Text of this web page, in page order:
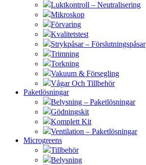
Luktkontroll – Neutralisering
Mikroskop
Förvaring
Kvalitetstest
Strykpåsar – Förslutningspåsar
Trimning
Torkning
Vakuum & Försegling
Vågar Och Tillbehör
Paketlösningar
Belysning – Paketlösningar
Gödningskit
Komplett Kit
Ventilation – Paketlösningar
Microgreens
Tillbehör
Belysning